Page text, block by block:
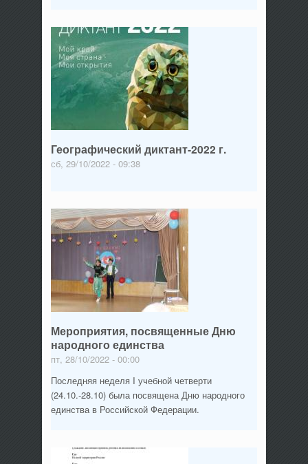
Географический диктант-2022 г.
сб, 29/10/2022 - 09:38
Мероприятия, посвященные Дню
народного единства
пт, 28/10/2022 - 00:00
Последняя неделя I учебной четверти
(24.10.-28.10) была посвящена Дню народного
единства в Российской Федерации.